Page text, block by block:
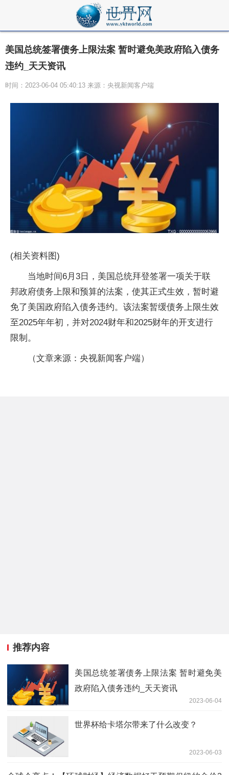
美国总统签署债务上限法案 暂时避免美政府陷入债务
违约_天天资讯
时间：2023-06-04 05:40:13 来源：央视新闻客户端
(相关资料图)
当地时间6月3日，美国总统拜登签署一项关于联
邦政府债务上限和预算的法案，使其正式生效，暂时避
免了美国政府陷入债务违约。该法案暂缓债务上限生效
至2025年年初，并对2024财年和2025财年的开支进行
限制。
（文章来源：央视新闻客户端）
推荐内容
美国总统签署债务上限法案 暂时避免美
政府陷入债务违约_天天资讯
2023-06-04
世界杯给卡塔尔带来了什么改变？
2023-06-03